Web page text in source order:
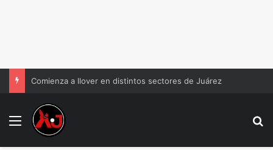
Comienza a llover en distintos sectores de Juárez
Menu